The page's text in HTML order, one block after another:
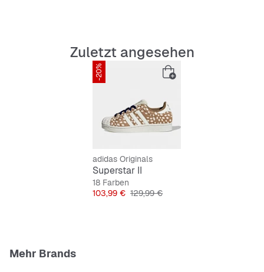
Zuletzt angesehen
-20%
adidas Originals
Superstar II
18 Farben
Preis
103,99 € Originalpreis
129,99 €
Mehr Brands